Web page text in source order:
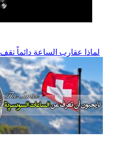
لماذا عقارب الساعة دائماً تقف